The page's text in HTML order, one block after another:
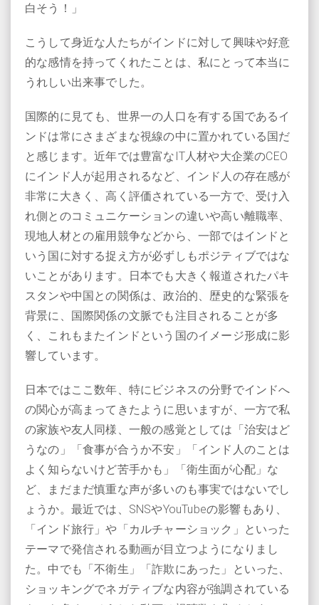
白そう！」
こうして身近な人たちがインドに対して興味や好意
的な感情を持ってくれたことは、私にとって本当に
うれしい出来事でした。
国際的に見ても、世界一の人口を有する国であるイ
ンドは常にさまざまな視線の中に置かれている国だ
と感じます。近年では豊富なIT人材や大企業のCEO
にインド人が起用されるなど、インド人の存在感が
非常に大きく、高く評価されている一方で、受け入
れ側とのコミュニケーションの違いや高い離職率、
現地人材との雇用競争などから、一部ではインドと
いう国に対する捉え方が必ずしもポジティブではな
いことがあります。日本でも大きく報道されたパキ
スタンや中国との関係は、政治的、歴史的な緊張を
背景に、国際関係の文脈でも注目されることが多
く、これもまたインドという国のイメージ形成に影
響しています。
日本ではここ数年、特にビジネスの分野でインドへ
の関心が高まってきたように思いますが、一方で私
の家族や友人同様、一般の感覚としては「治安はど
うなの」「食事が合うか不安」「インド人のことは
よく知らないけど苦手かも」「衛生面が心配」な
ど、まだまだ慎重な声が多いのも事実ではないでし
ょうか。最近では、SNSやYouTubeの影響もあり、
「インド旅行」や「カルチャーショック」といった
テーマで発信される動画が目立つようになりまし
た。中でも「不衛生」「詐欺にあった」といった、
ショッキングでネガティブな内容が強調されている